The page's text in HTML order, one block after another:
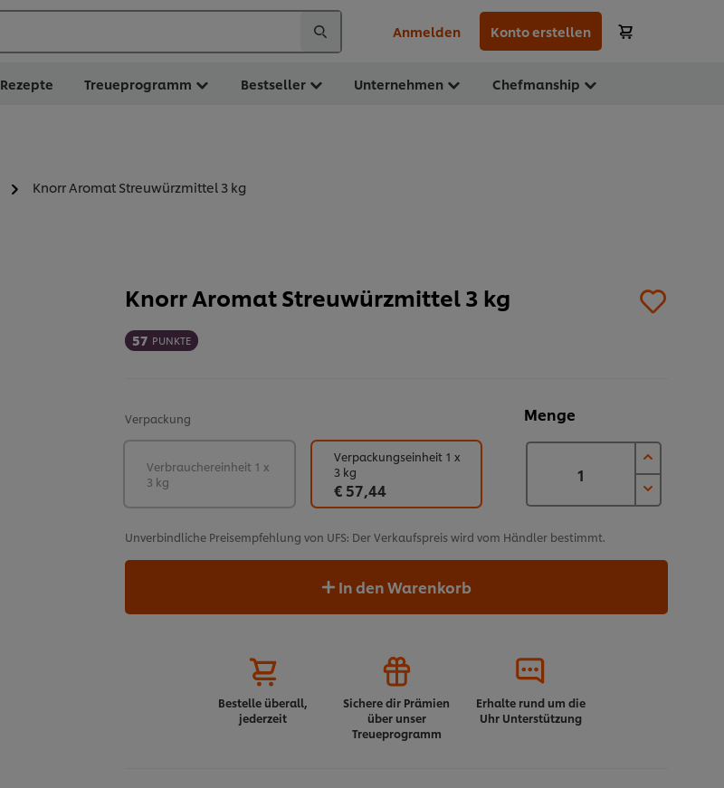
Anmelden Konto erstellen
Rezepte Treueprogramm Bestseller Unternehmen Chefmanship
Knorr Aromat Streuwürzmittel 3 kg
Knorr Aromat Streuwürzmittel 3 kg
57 PUNKTE
Verpackung Menge
Verbrauchereinheit 1 x
3 kg
Verpackungseinheit 1 x
3 kg
€ 57,44
Unverbindliche Preisempfehlung von UFS: Der Verkaufspreis wird vom Händler bestimmt.
In den Warenkorb
Bestelle überall,
jederzeit
Sichere dir Prämien
über unser
Treueprogramm
Erhalte rund um die
Uhr Unterstützung